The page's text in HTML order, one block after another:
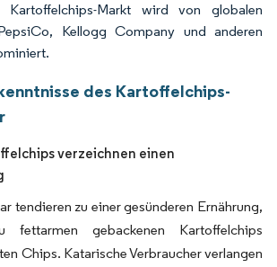
Kartoffelchips-Markt wird von globalen
Kellogg Company und anderen
des Kartoffelchips-
verzeichnen einen
tendieren zu einer gesünderen Ernährung,
fettarmen gebackenen Kartoffelchips
Chips. Katarische Verbraucher verlangen